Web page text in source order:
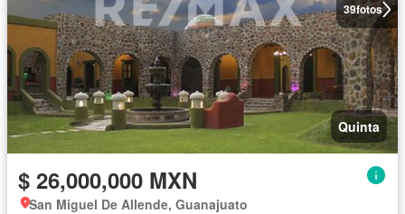
39fotos
Quinta
$ 26,000,000 MXN
San Miguel De Allende, Guanajuato